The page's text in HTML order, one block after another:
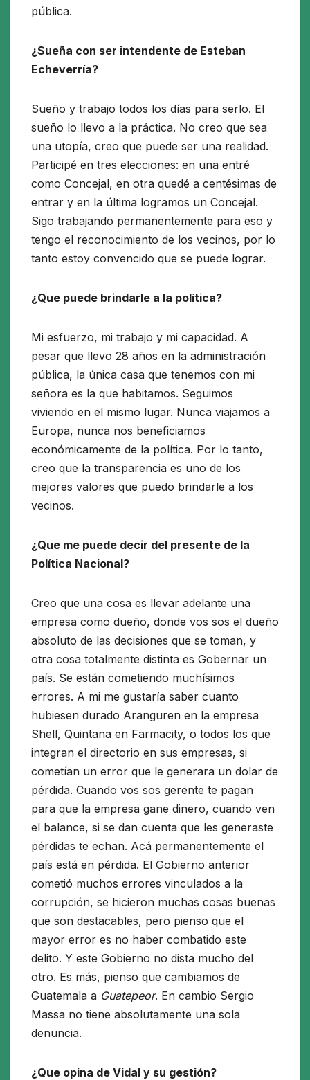
pública.
¿Sueña con ser intendente de Esteban
Echeverría?
Sueño y trabajo todos los días para serlo. El
sueño lo llevo a la práctica. No creo que sea
una utopía, creo que puede ser una realidad.
Participé en tres elecciones: en una entré
como Concejal, en otra quedé a centésimas de
entrar y en la última logramos un Concejal.
Sigo trabajando permanentemente para eso y
tengo el reconocimiento de los vecinos, por lo
tanto estoy convencido que se puede lograr.
¿Que puede brindarle a la política?
Mi esfuerzo, mi trabajo y mi capacidad. A
pesar que llevo 28 años en la administración
pública, la única casa que tenemos con mi
señora es la que habitamos. Seguimos
viviendo en el mismo lugar. Nunca viajamos a
Europa, nunca nos beneficiamos
económicamente de la política. Por lo tanto,
creo que la transparencia es uno de los
mejores valores que puedo brindarle a los
vecinos.
¿Que me puede decir del presente de la
Política Nacional?
Creo que una cosa es llevar adelante una
empresa como dueño, donde vos sos el dueño
absoluto de las decisiones que se toman, y
otra cosa totalmente distinta es Gobernar un
país. Se están cometiendo muchísimos
errores. A mi me gustaría saber cuanto
hubiesen durado Aranguren en la empresa
Shell, Quintana en Farmacity, o todos los que
integran el directorio en sus empresas, si
cometían un error que le generara un dolar de
pérdida. Cuando vos sos gerente te pagan
para que la empresa gane dinero, cuando ven
el balance, si se dan cuenta que les generaste
pérdidas te echan. Acá permanentemente el
país está en pérdida. El Gobierno anterior
cometió muchos errores vinculados a la
corrupción, se hicieron muchas cosas buenas
que son destacables, pero pienso que el
mayor error es no haber combatido este
delito. Y este Gobierno no dista mucho del
otro. Es más, pienso que cambiamos de
Guatemala a Guatepeor. En cambio Sergio
Massa no tiene absolutamente una sola
denuncia.
¿Que opina de Vidal y su gestión?